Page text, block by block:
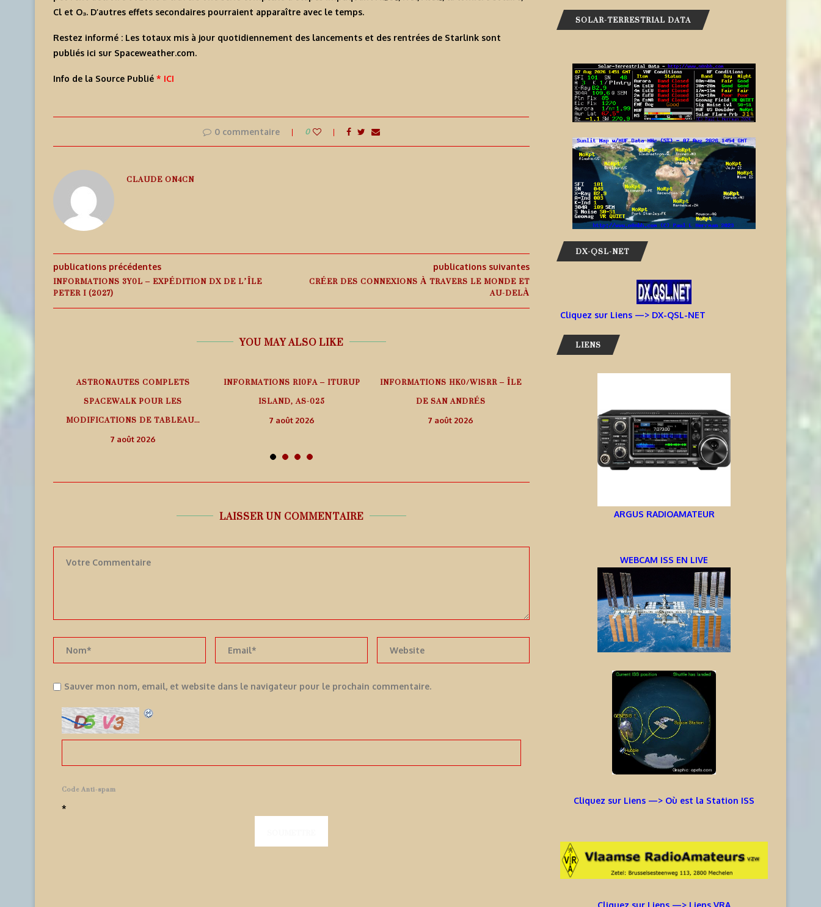
Cl et O₃. D’autres effets secondaires pourraient apparaître avec le temps.
Restez informé : Les totaux mis à jour quotidiennement des lancements et des rentrées de Starlink sont
publiés ici sur Spaceweather.com.
Info de la Source Publié * ICI
0 commentaire 0
CLAUDE ON4CN
publications précédentes
INFORMATIONS 3Y0L – EXPÉDITION DX DE L’ÎLE
PETER I (2027)
publications suivantes
CRÉER DES CONNEXIONS À TRAVERS LE MONDE ET
AU-DELÀ
YOU MAY ALSO LIKE
ASTRONAUTES COMPLETS
SPACEWALK POUR LES
MODIFICATIONS DE TABLEAU...
7 août 2026
INFORMATIONS RI0FA – ITURUP
ISLAND, AS-025
7 août 2026
INFORMATIONS HK0/W1SRR – ÎLE
DE SAN ANDRÉS
7 août 2026
RADIOPHONIQUES...
7 août 2026
LAISSER UN COMMENTAIRE
Sauver mon nom, email, et website dans le navigateur pour le prochain commentaire.
Code Anti-spam
*
SOLAR-TERRESTRIAL DATA
DX-QSL-NET
Cliquez sur Liens —> DX-QSL-NET
LIENS
ARGUS RADIOAMATEUR
WEBCAM ISS EN LIVE
Cliquez sur Liens —> Où est la Station ISS